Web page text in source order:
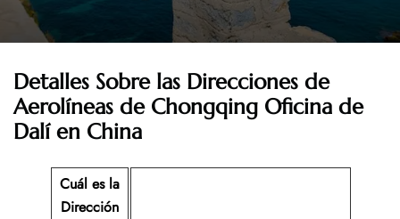
Detalles Sobre las Direcciones de
Aerolíneas de Chongqing Oficina de
Dalí en China
Cuál es la
Dirección